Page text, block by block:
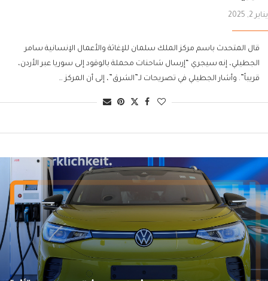
يناير 2, 2025
قال المتحدث باسم مركز الملك سلمان للإغاثة والأعمال الإنسانية سامر
الجطيلي، إنه سيجري “إرسال شاحنات محملة بالوقود إلى سوريا عبر الأردن،
قريباً”. وأشار الجطيلي في تصريحات لـ”الشرق”، إلى أن المركز …